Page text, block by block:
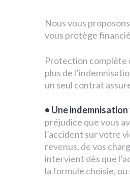
Nous vous
vous protège
Protection complète
plus de
un seul contrat
• Une
préjudice que vous
l’accident sur votre
revenus, de vos
intervient dès que
la formule choisie, ou